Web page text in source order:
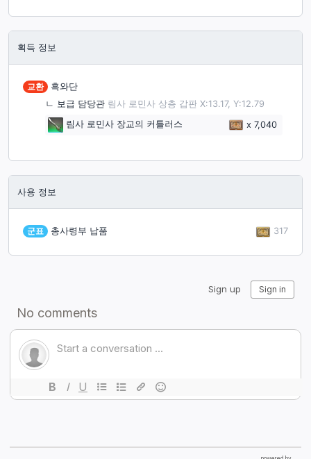
획득 정보
교환
흑와단
ㄴ 보급 담당관 림사 로민사 상층 갑판 X:13.17, Y:12.79
림사 로민사 장교의 커틀러스
x 7,040
사용 정보
군표 총사령부 납품 317